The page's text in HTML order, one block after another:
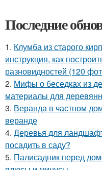
Последние
1. Клумба из старого
инструкция, как
разновидностей (120
2. Мифы о беседках из
материалы для
3. Веранда в частном
веранде
4. Деревья для
посадить в саду?
5. Палисадник перед